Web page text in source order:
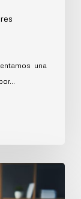
una